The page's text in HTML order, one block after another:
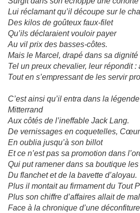
Lui réclamant qu’il découpe sur le
Des kilos de goûteux faux-filet
Qu’ils déclaraient vouloir payer
Au vil prix des basses-côtes.
Mais le Marcel, drapé dans sa
Tel un preux chevalier, leur répondit :
Tout en s’empressant de les servir
C’est ainsi qu’il entra dans la
Mitterrand
Aux côtés de l’ineffable Jack Lang.
De vernissages en coquetelles,
En oublia jusqu’à son billot
Et ce n’est pas sa promotion dans
Qui put ramener dans sa boutique
Du flanchet et de la bavette d’aloyau.
Plus il montait au firmament du Tout
Plus son chiffre d’affaires allait de
Face à la chronique d’une